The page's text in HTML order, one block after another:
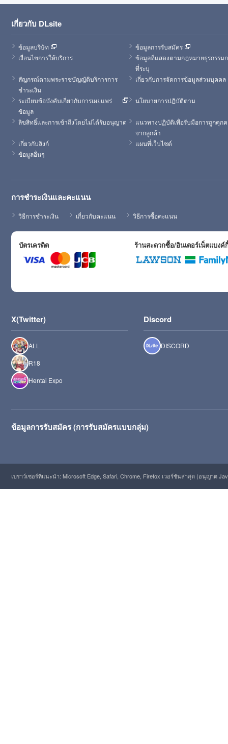
เกี่ยวกับ DLsite
ข้อมูลบริษัท
ข้อมูลการรับสมัคร
เงื่อนไขการให้บริการ
ข้อมูลที่แสดงตามกฎหมายธุรกรรม
ที่ระบุ
สัญกรณ์ตามพระราชบัญญัติบริการการ
ชำระเงิน
เกี่ยวกับการจัดการข้อมูลส่วนบุคคล
ระเบียบข้อบังคับเกี่ยวกับการเผยแพร่
ข้อมูล
นโยบายการปฏิบัติตาม
ลิขสิทธิ์และการเข้าถึงโดยไม่ได้รับอนุญาต
แนวทางปฏิบัติเพื่อรับมือการถูกคุก
จากลูกค้า
เกี่ยวกับลิงก์
แผนที่เว็บไซต์
ข้อมูลอื่นๆ
การชำระเงินและคะแนน
วิธีการชำระเงิน เกี่ยวกับคะแนน วิธีการซื้อคะแนน
บัตรเครดิต ร้านสะดวกซื้อ/อินเตอร์เน็ตแบงค์
X(Twitter)
ALL
R18
Hentai Expo
Discord
DISCORD
ข้อมูลการรับสมัคร (การรับสมัครแบบกลุ่ม)
เบราว์เซอร์ที่แนะนำ: Microsoft Edge, Safari, Chrome, Firefox เวอร์ชันล่าสุด (อนุญาต